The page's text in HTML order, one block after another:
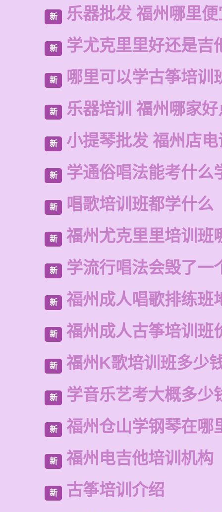
新 乐器批发 福州哪里
新 学尤克里里好还是吉
新 哪里可以学古筝培训
新 乐器培训 福州哪家好
新 小提琴批发 福州店
新 学通俗唱法能考什么
新 唱歌培训班都学什么
新 福州尤克里里培训班
新 学流行唱法会毁了一
新 福州成人唱歌排练班
新 福州成人古筝培训班
新 福州K歌培训班多少
新 学音乐艺考大概多少
新 福州仓山学钢琴在哪
新 福州电吉他培训机构
新 古筝培训介绍